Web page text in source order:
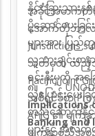
နိုင်ငံခြားသား
ပို့ဆောင်ပေးခြင်
များအားပြည်တွ
လူသားချင်းစာ
ရင်းနှီးမှုကို အခ
လွှဲပြောင်းပေး
တည်ဆောက်နိုင်
များနှင့် အီလ
အခိုင်အမာကတိက
အောက်တိုဘာ
Jurisdictions
သတ်မှတ်ထည့်သွ
Pacific Joint
အစီရင်ခံစာ(
APJG ၏ မျက်နှ
မျက်နှာစုံညီအစ
၈။
Implications
Banking and